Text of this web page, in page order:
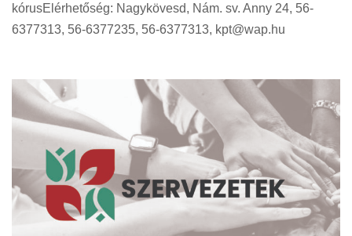
kórusElérhetőség: Nagykövesd, Nám. sv. Anny 24, 56-
6377313, 56-6377235, 56-6377313, kpt@wap.hu